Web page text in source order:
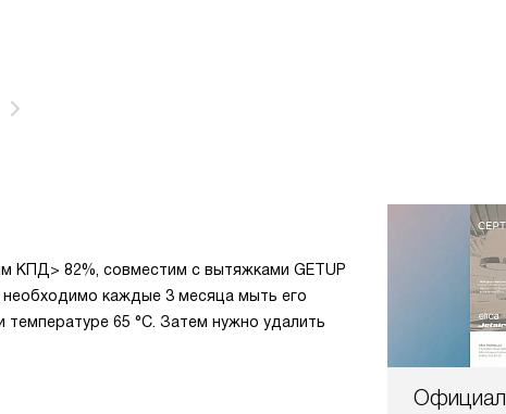
КПД> 82%, совместим с вытяжками GETUP
каждые 3 месяца мыть его
65 °C. Затем нужно удалить